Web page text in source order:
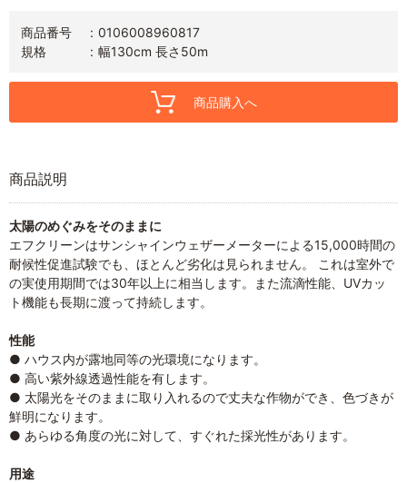
商品番号
0106008960817
規格
幅130cm 長さ50m
商品購入へ
商品説明
太陽のめぐみをそのままに
エフクリーンはサンシャインウェザーメーターによる15,000時間の
耐候性促進試験でも、ほとんど劣化は見られません。 これは室外で
の実使用期間では30年以上に相当します。また流滴性能、UVカッ
ト機能も長期に渡って持続します。
性能
● ハウス内が露地同等の光環境になります。
● 高い紫外線透過性能を有します。
● 太陽光をそのままに取り入れるので丈夫な作物ができ、色づきが
鮮明になります。
● あらゆる角度の光に対して、すぐれた採光性があります。
用途